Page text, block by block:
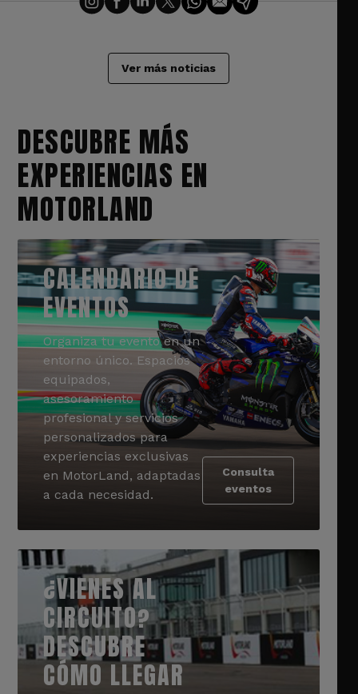
Ver más noticias
DESCUBRE MÁS
EXPERIENCIAS EN
MOTORLAND
CALENDARIO DE
EVENTOS
Organiza tu evento en un
entorno único. Espacios
equipados,
asesoramiento
profesional y servicios
personalizados para
experiencias exclusivas
en MotorLand, adaptadas
a cada necesidad.
Consulta
eventos
¿VIENES AL
CIRCUITO?
DESCUBRE
CÓMO LLEGAR